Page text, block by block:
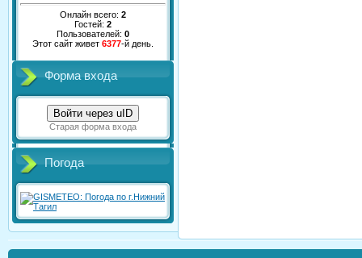
Онлайн всего: 2
Гостей: 2
Пользователей: 0
Этот сайт живет 6377-й день.
Форма входа
Войти через uID
Старая форма входа
Погода